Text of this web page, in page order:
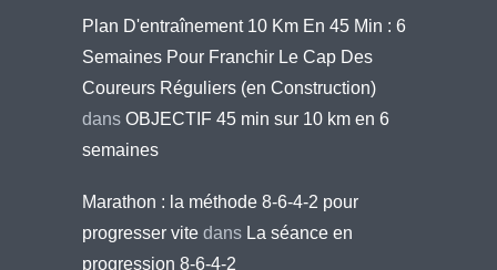
Plan D'entraînement 10 Km En 45 Min : 6
Semaines Pour Franchir Le Cap Des
Coureurs Réguliers (en Construction)
dans OBJECTIF 45 min sur 10 km en 6
semaines
Marathon : la méthode 8-6-4-2 pour
progresser vite dans La séance en
progression 8-6-4-2